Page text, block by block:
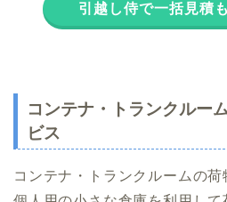
引越し侍で一括見積
コンテナ・トランクルー
ビス
コンテナ・トランクルームの荷